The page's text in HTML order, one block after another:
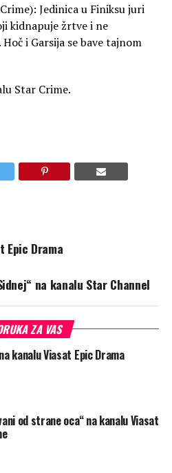
Jedinica u Finiksu juri
kidnapuje žrtve i ne
i Garsija se bave tajnom
Star Crime.
Epic Drama
na kanalu Star Channel
ZA VAS
kanalu Viasat Epic Drama
od strane oca“ na kanalu Viasat